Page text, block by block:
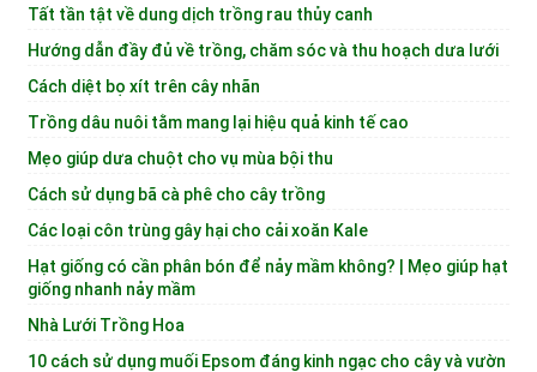
Tất tần tật về dung dịch trồng rau thủy canh
Hướng dẫn đầy đủ về trồng, chăm sóc và thu hoạch dưa lưới
Cách diệt bọ xít trên cây nhãn
Trồng dâu nuôi tằm mang lại hiệu quả kinh tế cao
Mẹo giúp dưa chuột cho vụ mùa bội thu
Cách sử dụng bã cà phê cho cây trồng
Các loại côn trùng gây hại cho cải xoăn Kale
Hạt giống có cần phân bón để nảy mầm không? | Mẹo giúp hạt
giống nhanh nảy mầm
Nhà Lưới Trồng Hoa
10 cách sử dụng muối Epsom đáng kinh ngạc cho cây và vườn